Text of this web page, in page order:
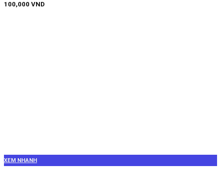
100,000 VND
XEM NHANH